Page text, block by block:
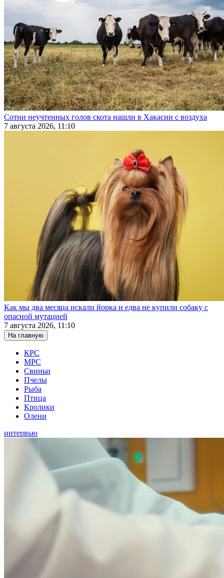
Сотни неучтенных голов скота нашли в Хакасии с воздуха
7 августа 2026, 11:10
Как мы два месяца искали йорка и едва не купили собаку с
опасной мутацией
7 августа 2026, 11:10
На главную
КРС
МРС
Свиньи
Пчелы
Рыба
Птица
Кролики
Олени
интервью